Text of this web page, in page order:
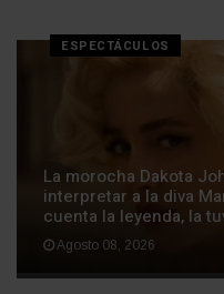
ESPECTÁCULOS
La morocha Dakota
interpretar a la diva
cuenta la leyenda, la
Agosto 08, 2026